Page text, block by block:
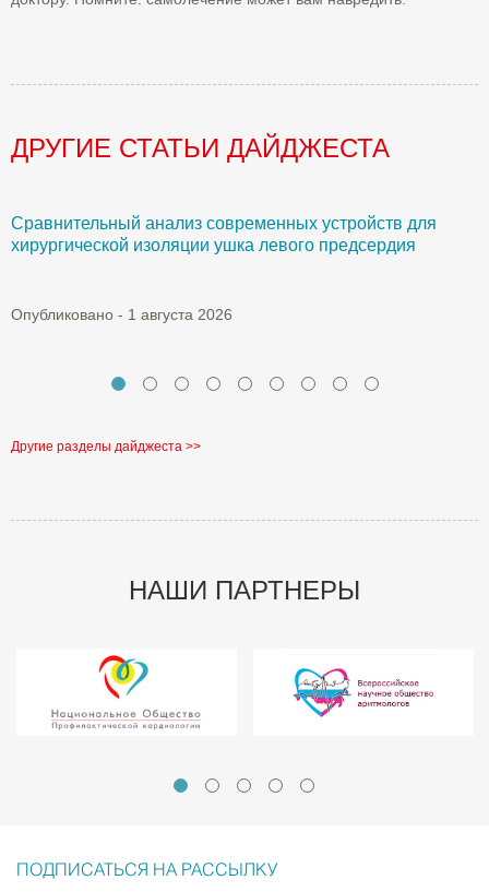
ДРУГИЕ СТАТЬИ ДАЙДЖЕСТА
Сравнительный анализ современных устройств для
хирургической изоляции ушка левого предсердия
Опубликовано - 1 августа 2026
Другие разделы дайджеста >>
НАШИ ПАРТНЕРЫ
ПОДПИСАТЬСЯ НА РАССЫЛКУ